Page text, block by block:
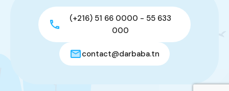
(+216) 51 66 0000 - 55 633
000
contact@darbaba.tn